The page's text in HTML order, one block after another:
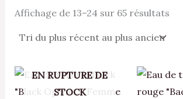
Affichage de 13–24 sur 65 résultats
EN RUPTURE DE
STOCK